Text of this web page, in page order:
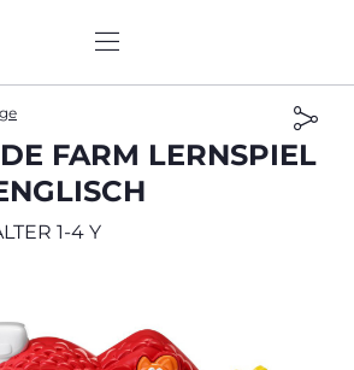
FARM LERNSPIEL
1-4 Y